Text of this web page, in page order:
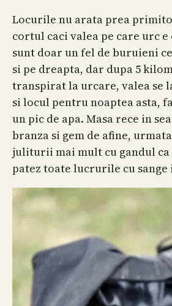
Locurile nu arata prea
cortul caci valea pe care urc e
sunt doar un fel de buruieni
si pe dreapta, dar dupa 5
transpirat la urcare, valea se
si locul pentru noaptea asta,
un pic de apa. Masa rece in
branza si gem de afine,
juliturii mai mult cu gandul ca
patez toate lucrurile cu sange